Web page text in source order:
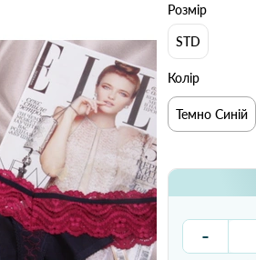
Розмір
STD
Колір
Темно Синій
-